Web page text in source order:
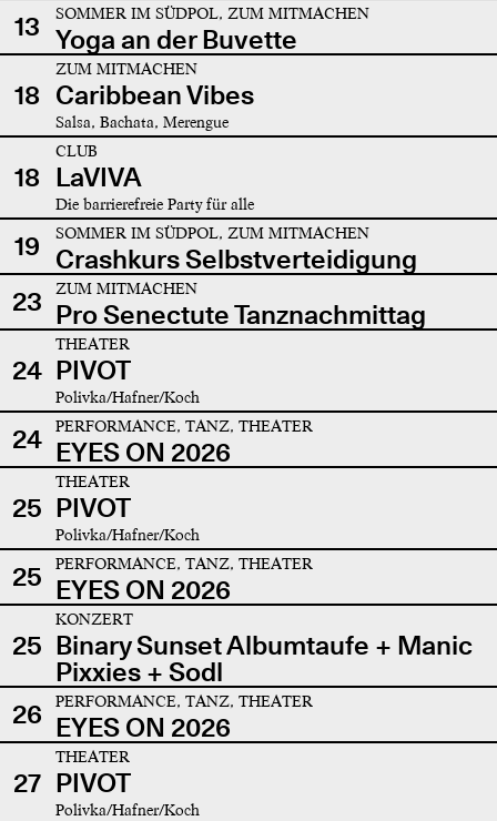
13 SOMMER IM SÜDPOL, ZUM MITMACHEN
Yoga an der Buvette
18
ZUM MITMACHEN
Caribbean Vibes
Salsa, Bachata, Merengue
18
CLUB
LaVIVA
Die barrierefreie Party für alle
19 SOMMER IM SÜDPOL, ZUM MITMACHEN
Crashkurs Selbstverteidigung
23
ZUM MITMACHEN
Pro Senectute Tanznachmittag
24
THEATER
PIVOT
Polivka/Hafner/Koch
24 PERFORMANCE, TANZ, THEATER
EYES ON 2026
25
THEATER
PIVOT
Polivka/Hafner/Koch
25 PERFORMANCE, TANZ, THEATER
EYES ON 2026
25
KONZERT
Binary Sunset Albumtaufe + Manic
Pixxies + Sodl
26
PERFORMANCE, TANZ, THEATER
EYES ON 2026
27
THEATER
PIVOT
Polivka/Hafner/Koch